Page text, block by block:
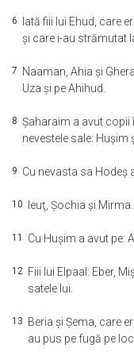
6
Iată fiii lui Ehud, care
şi care i-au strămutat
7
Naaman, Ahia şi
Uza şi pe Ahihud.
8 Şaharaim a avut copii
nevestele sale: Huşim
9 Cu nevasta sa Hodeş
10 Ieuţ, Şochia şi
11 Cu Huşim a avut pe:
12 Fiii lui Elpaal: Eber,
satele lui.
13 Beria şi Şema, care
au pus pe fugă pe